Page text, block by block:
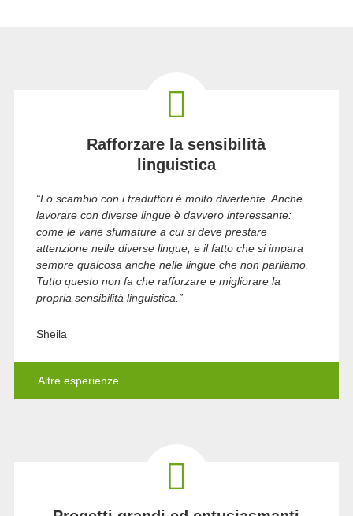
Rafforzare la sensibilità
linguistica
“Lo scambio con i traduttori è molto divertente. Anche
lavorare con diverse lingue è davvero interessante:
come le varie sfumature a cui si deve prestare
attenzione nelle diverse lingue, e il fatto che si impara
sempre qualcosa anche nelle lingue che non parliamo.
Tutto questo non fa che rafforzare e migliorare la
propria sensibilità linguistica.”
Sheila
Altre esperienze